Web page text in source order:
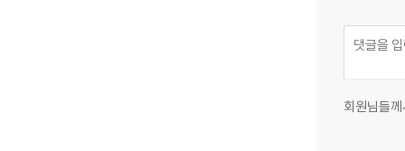
회원님들